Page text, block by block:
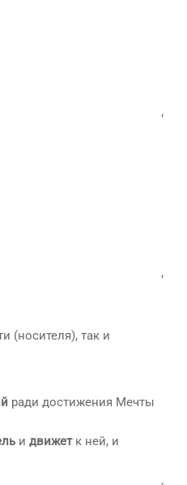
‘
‘
(носителя), так и
ради достижения Мечты
и движетк ней, и